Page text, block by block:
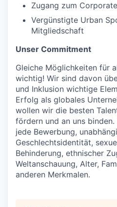
Zugang zum
Vergünstigte Urban
Mitgliedschaft
Unser Commitment
Gleiche Möglichkeiten für
wichtig! Wir sind davon
und Inklusion wichtige
Erfolg als globales
wollen wir die besten
fördern und an uns
jede Bewerbung,
Geschlechtsidentität,
Behinderung, ethnischer
Weltanschauung, Alter,
anderen Merkmalen.